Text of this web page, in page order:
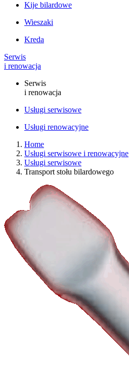
Kije bilardowe
Wieszaki
Kreda
Serwis
i renowacja
Serwis
i renowacja
Usługi serwisowe
Usługi renowacyjne
Home
Usługi serwisowe i renowacyjne
Usługi serwisowe
Transport stołu bilardowego